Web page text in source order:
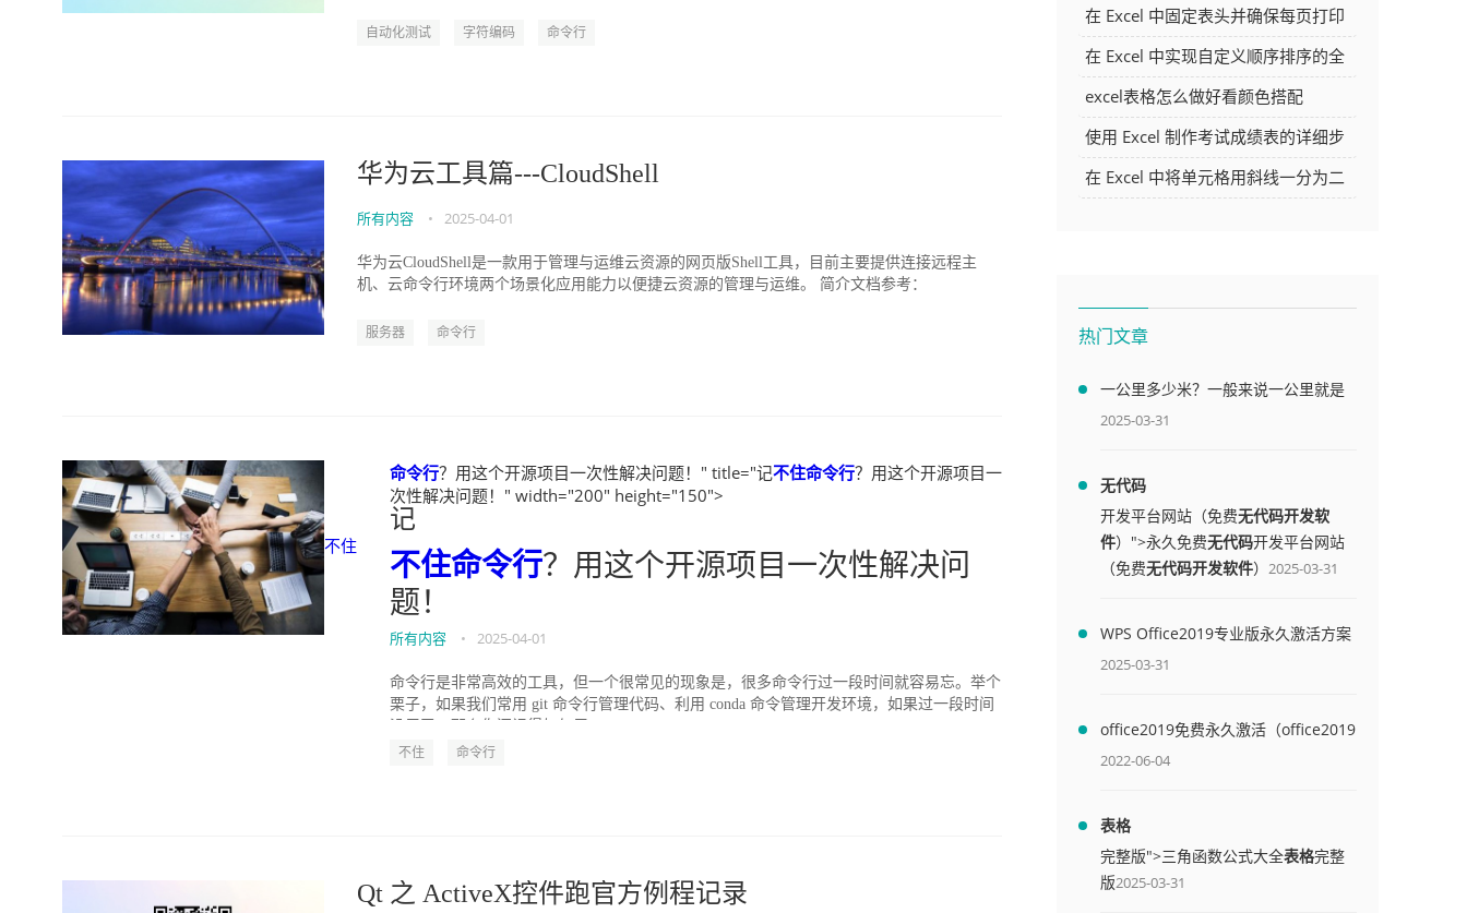
自动化测试 字符编码 命令行
华为云工具篇---CloudShell
所有内容 • 2025-04-01
华为云CloudShell是一款用于管理与运维云资源的网页版Shell工具，目前主要提供连接远程主
机、云命令行环境两个场景化应用能力以便捷云资源的管理与运维。 简介文档参考：
服务器 命令行
不住
命令行？用这个开源项目一次性解决问题！" title="记不住命令行？用这个开源项目一
次性解决问题！" width="200" height="150">
记
不住命令行？用这个开源项目一次性解决问
题！
所有内容 • 2025-04-01
命令行是非常高效的工具，但一个很常见的现象是，很多命令行过一段时间就容易忘。举个
栗子，如果我们常用 git 命令行管理代码、利用 conda 命令管理开发环境，如果过一段时间
不住 命令行
Qt 之 ActiveX控件跑官方例程记录
容
在 Excel 中固定表头并确保每页打印
时都显示表头的方法详解
在 Excel 中实现自定义顺序排序的全
面指南
excel表格怎么做好看颜色搭配
使用 Excel 制作考试成绩表的详细步
骤及技巧
在 Excel 中将单元格用斜线一分为二
热门文章
一公里多少米？一般来说一公里就是
1000米
2025-03-31
无代码
开发平台网站（免费无代码开发软
件）">永久免费无代码开发平台网站
（免费无代码开发软件） 2025-03-31
WPS Office2019专业版永久激活方案
(附终身授权序列号)
2025-03-31
office2019免费永久激活（office2019
免费永久激活码）
2022-06-04
表格
完整版">三角函数公式大全表格完整
版2025-03-31